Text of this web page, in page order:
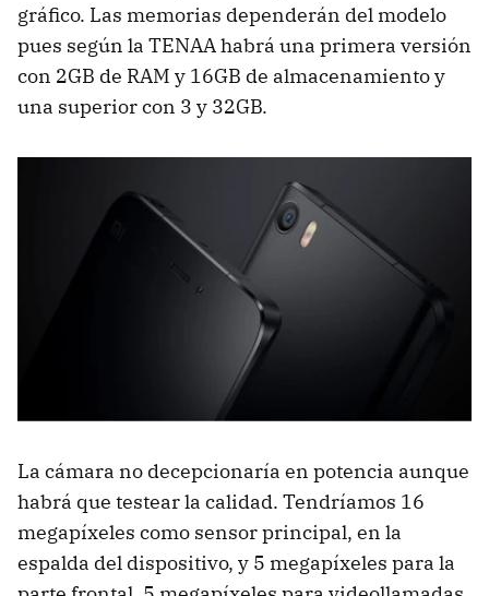
gráfico. Las memorias dependerán del modelo
pues según la TENAA habrá una primera versión
con 2GB de RAM y 16GB de almacenamiento y
una superior con 3 y 32GB.
La cámara no decepcionaría en potencia aunque
habrá que testear la calidad. Tendríamos 16
megapíxeles como sensor principal, en la
espalda del dispositivo, y 5 megapíxeles para la